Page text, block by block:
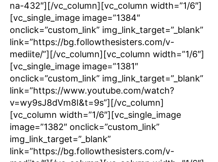
na-432″][/vc_column][vc_column width=”1/6″]
[vc_single_image image=”1384″
onclick=”custom_link” img_link_target=”_blank”
link=”https://bg.followthesisters.com/v-
mediite/”][/vc_column][vc_column width=”1/6″]
[vc_single_image image=”1381″
onclick=”custom_link” img_link_target=”_blank”
link=”https://www.youtube.com/watch?
v=wy9sJ8dVm8I&t=9s”][/vc_column]
[vc_column width=”1/6″][vc_single_image
image=”1382″ onclick=”custom_link”
img_link_target=”_blank”
link=”https://bg.followthesisters.com/v-